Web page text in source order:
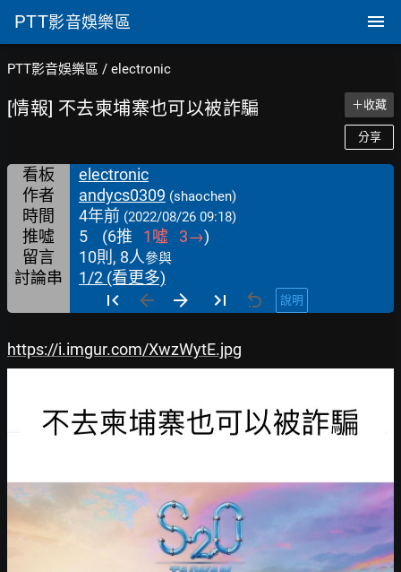
PTT影音娛樂區
PTT影音娛樂區 / electronic
[情報] 不去柬埔寨也可以被詐騙 ＋收藏
分享
看板
electronic
作者
andycs0309 (shaochen)
時間 4年前 (2022/08/26 09:18)
推噓 5 (6推 1噓 3→)
留言
10則, 8人參與
討論串 1/2 (看更多)
說明
https://i.imgur.com/XwzWytE.jpg